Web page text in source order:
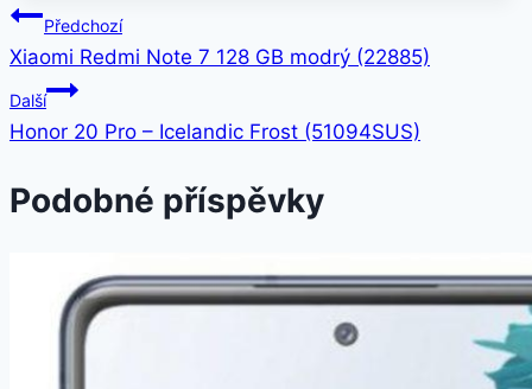
Navigace
pro
příspěvek
Předchozí
Xiaomi Redmi Note 7 128 GB modrý (22885)
Další
Honor 20 Pro – Icelandic Frost (51094SUS)
Podobné příspěvky